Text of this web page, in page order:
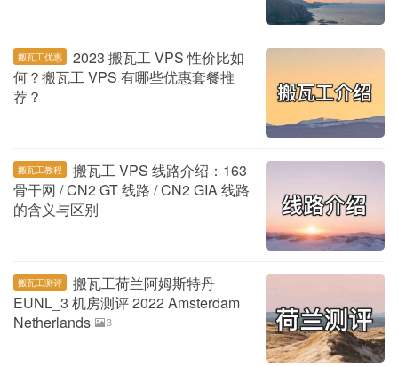
搬瓦工优惠
2023 搬瓦工 VPS 性价比如
何？搬瓦工 VPS 有哪些优惠套餐推
荐？
搬瓦工教程
搬瓦工 VPS 线路介绍：163
骨干网 / CN2 GT 线路 / CN2 GIA 线路
的含义与区别
搬瓦工测评
搬瓦工荷兰阿姆斯特丹
EUNL_3 机房测评 2022 Amsterdam
Netherlands
3